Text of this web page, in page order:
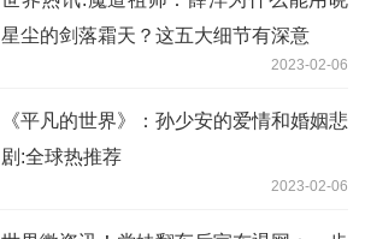
星尘的剑落霜天？这五大细节有深意
2023-02-06
《平凡的世界》：孙少安的爱情和婚姻悲
剧:全球热推荐
2023-02-06